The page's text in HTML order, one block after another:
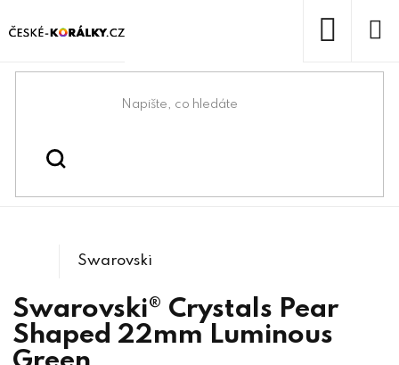
na
Domů
Swarovski® & lůžka
Přívěsky /
Swarovski® Crystals Pear
Shaped 22mm Luminous
Swarovski